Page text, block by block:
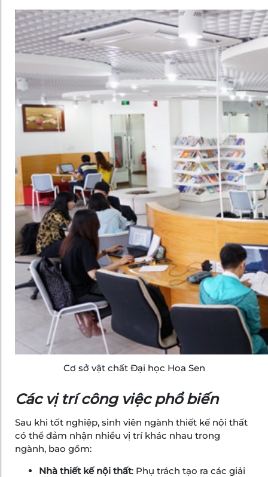
Cơ sở vật chất Đại học Hoa Sen
Các vị trí công việc phổ biến
Sau khi tốt nghiệp, sinh viên ngành thiết kế nội thất
có thể đảm nhận nhiều vị trí khác nhau trong
ngành, bao gồm:
Nhà thiết kế nội thất: Phụ trách tạo ra các giải